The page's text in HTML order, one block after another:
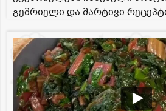
გემრიელი და მარტივი